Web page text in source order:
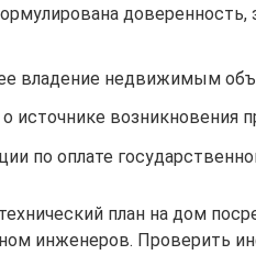
доверенность,
владение недвижимым
источнике возникновения
по оплате
план на дом
инженеров. Проверить